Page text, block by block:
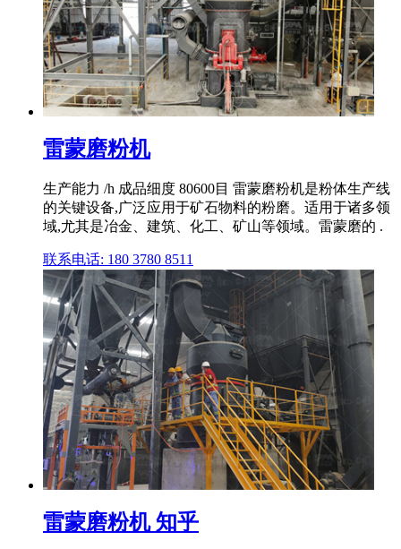
雷蒙磨粉机
生产能力 /h 成品细度 80600目 雷蒙磨粉机是粉体生产线
的关键设备,广泛应用于矿石物料的粉磨。适用于诸多领
域,尤其是冶金、建筑、化工、矿山等领域。雷蒙磨的 .
联系电话: 180 3780 8511
雷蒙磨粉机 知乎